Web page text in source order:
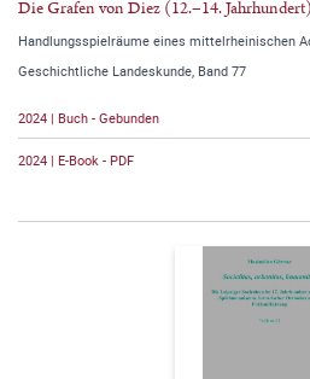
Die Grafen von Diez (12.–14. Jahrhundert)
Handlungsspielräume eines mittelrheinischen
Geschichtliche Landeskunde, Band 77
2024 | Buch - Gebunden
2024 | E-Book - PDF